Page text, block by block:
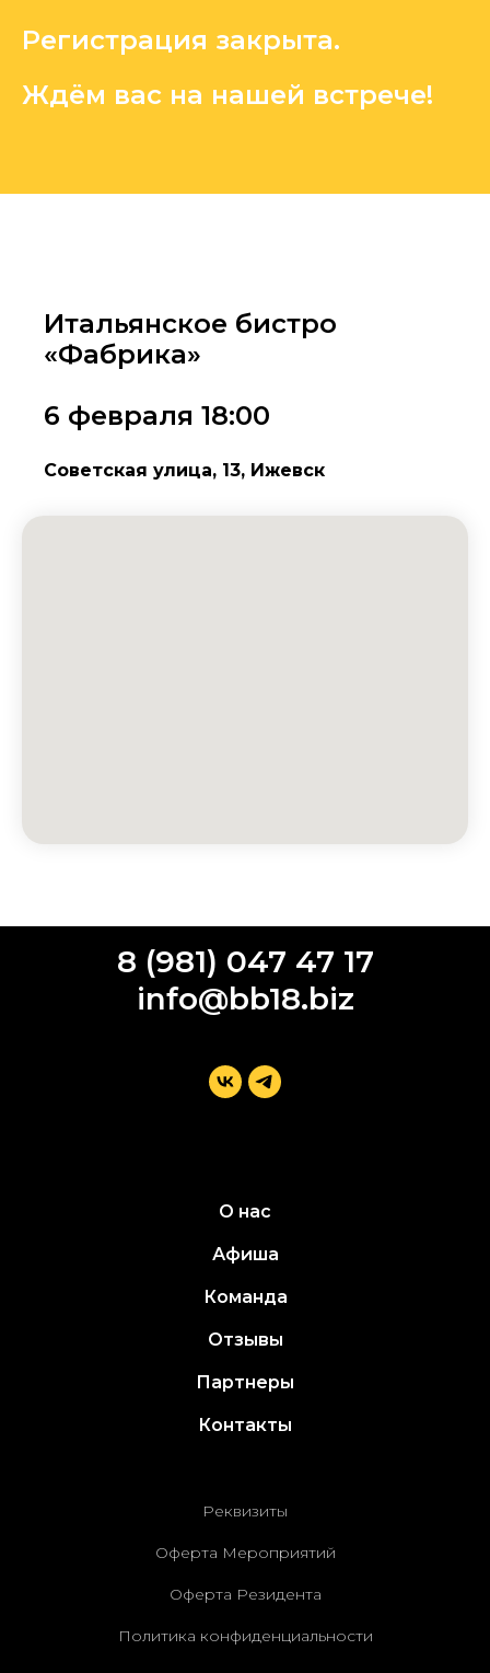
Регистрация закрыта.
Ждём вас на нашей встрече!
Итальянское бистро
«Фабрика»
6 февраля 18:00
Советская улица, 13, Ижевск
8 (981) 047 47 17
info@bb18.biz
О нас
Афиша
Команда
Отзывы
Партнеры
Контакты
Реквизиты
Оферта Мероприятий
Оферта Резидента
Политика конфиденциальности